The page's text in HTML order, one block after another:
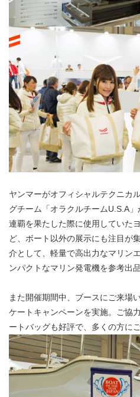
ヤンマーがオフィシャルテクニカ
グチーム「オラクルチームU.S.A
連覇を果たした際に使用していた
ど、ボート以外の展示にも注目が
介として、軽量で高出力なマリン
ンパクトなマリン発電機を参考出
また開催期間中、ブースにご来場
ケートキャンペーンを実施。ご協
ートバッグも好評で、多くの方に